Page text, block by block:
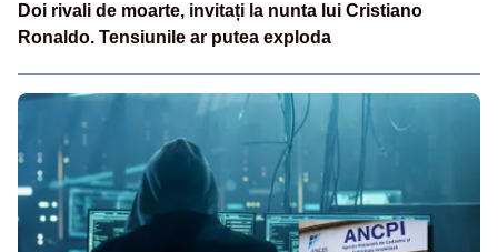
Doi rivali de moarte, invitați la nunta lui Cristiano
Ronaldo. Tensiunile ar putea exploda